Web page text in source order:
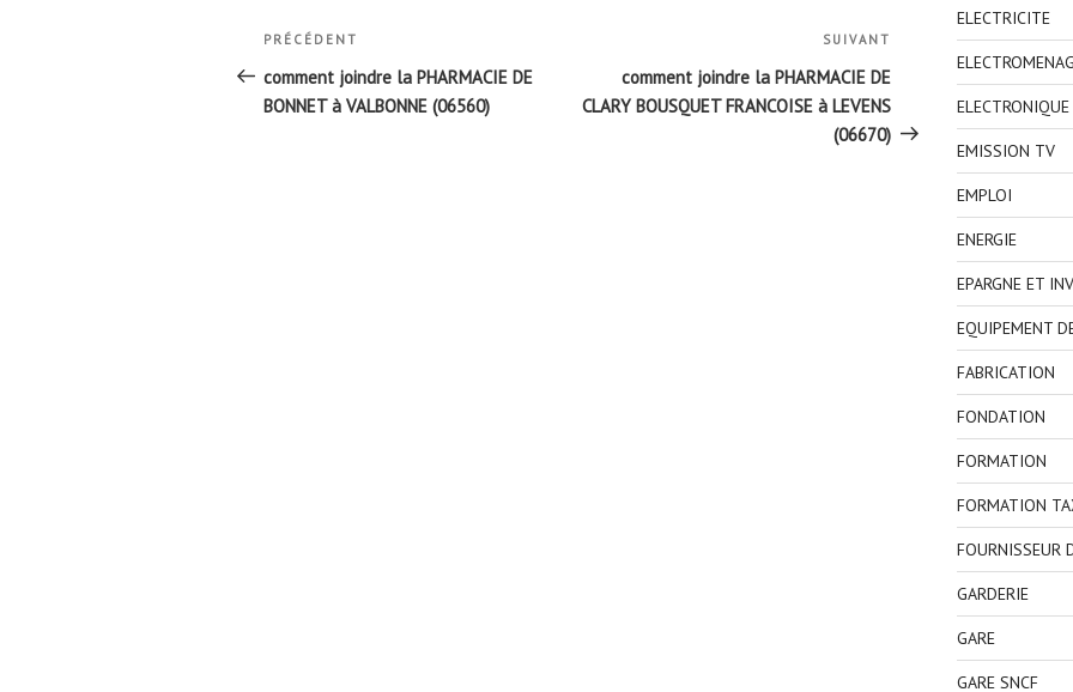
Navigation
de
l’article
Article
précédent
PRÉCÉDENT
comment joindre la PHARMACIE DE
BONNET à VALBONNE (06560)
suivant
SUIVANT
comment joindre la PHARMACIE DE
CLARY BOUSQUET FRANCOISE à LEVENS
(06670)
ELECTRICITE
EMISSION TV
EMPLOI
ENERGIE
EPARGNE ET
EQUIPEMENT
FABRICATION
FONDATION
FORMATION
FORMATION
FOURNISSEUR
GARDERIE
GARE
GARE SNCF